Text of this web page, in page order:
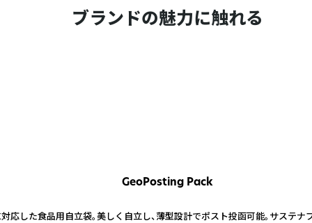
ブランドの魅力に触れる
GeoPosting Pack
応した食品用自立袋。美しく自立し、薄型設計でポスト投函可能。サステ